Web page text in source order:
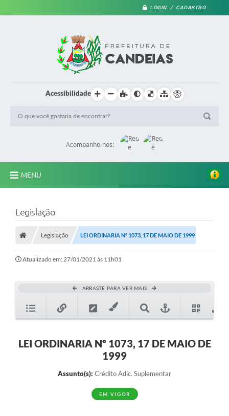
LOGIN / CADASTRO
Acessibilidade
Acompanhe-nos:
MENU
A Prefeitura
Diário Oficial
TRANSPARÊNCIA
Contato
Notícias
Denúncia de Lotes sujos e entulhos
Legislação
Legislação LEI ORDINARIA Nº 1073, 17 DE MAIO DE 1999
Atualizado em: 27/01/2021 às 11h01
ARRASTE PARA VER MAIS
LEI ORDINARIA Nº 1073, 17 DE MAIO DE
1999
Assunto(s): Crédito Adic. Suplementar
EM VIGOR